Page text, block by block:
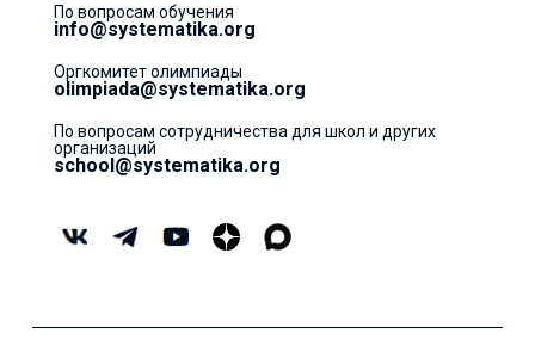
По вопросам обучения
info@systematika.org
Оргкомитет олимпиады
olimpiada@systematika.org
По вопросам сотрудничества для школ и других
организаций
school@systematika.org